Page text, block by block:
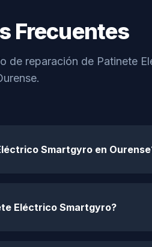
Frecuentes
de reparación de Patinete
Smartgyro en
Eléctrico Smartgyro?